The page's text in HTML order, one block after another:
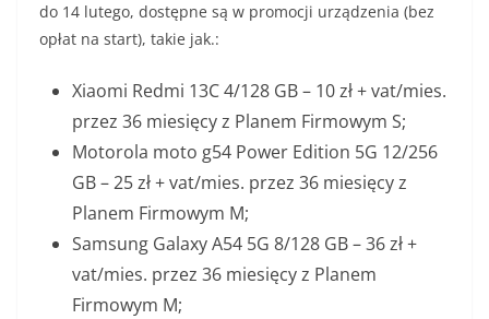
do 14 lutego, dostępne są w promocji urządzenia (bez
opłat na start), takie jak.:
Xiaomi Redmi 13C 4/128 GB – 10 zł + vat/mies.
przez 36 miesięcy z Planem Firmowym S;
Motorola moto g54 Power Edition 5G 12/256
GB – 25 zł + vat/mies. przez 36 miesięcy z
Planem Firmowym M;
Samsung Galaxy A54 5G 8/128 GB – 36 zł +
vat/mies. przez 36 miesięcy z Planem
Firmowym M;